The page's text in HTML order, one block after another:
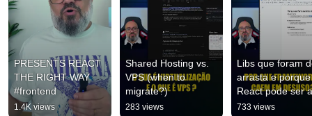
PRESENTS REACT
THE RIGHT WAY
#frontend
1.4K views
Shared Hosting vs.
VPS (when to
migrate?)
283 views
Libs que foram
arrasta e
React pode ser a
próxima #reactjs
733 views